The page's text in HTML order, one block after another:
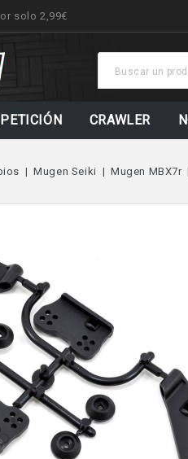
solo 2,99€
CRAWLER
Mugen Seiki Mugen MBX7r